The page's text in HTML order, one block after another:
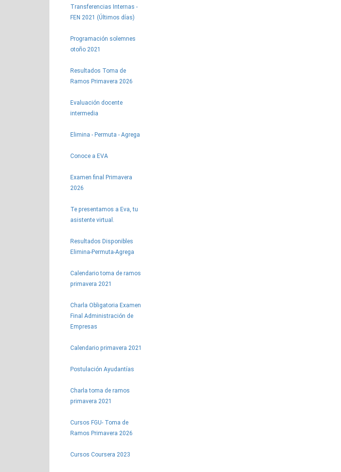
Transferencias Internas -
FEN 2021 (Últimos días)
Programación solemnes
otoño 2021
Resultados Toma de
Ramos Primavera 2026
Evaluación docente
intermedia
Elimina - Permuta - Agrega
Conoce a EVA
Examen final Primavera
2026
Te presentamos a Eva, tu
asistente virtual.
Resultados Disponibles
Elimina-Permuta-Agrega
Calendario toma de ramos
primavera 2021
Charla Obligatoria Examen
Final Administración de
Empresas
Calendario primavera 2021
Postulación Ayudantías
Charla toma de ramos
primavera 2021
Cursos FGU- Toma de
Ramos Primavera 2026
Cursos Coursera 2023